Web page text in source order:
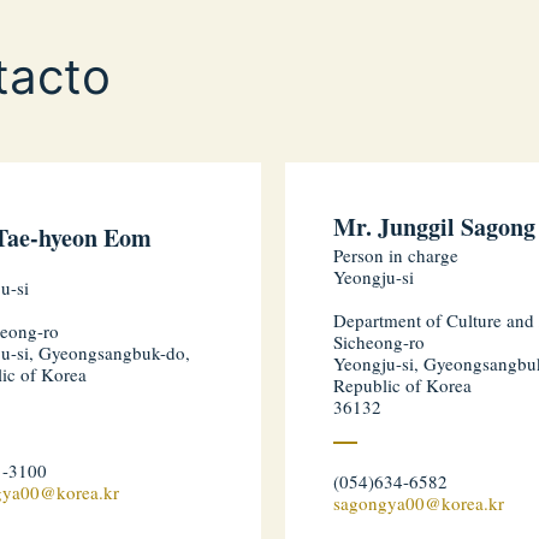
hyeon Eom
si
ro
si, Gyeongsangbuk-do,
of Korea
3100
Mr. Junggil Sagong
Person in charge
Yeongju-si
Department of Culture and
Sicheong-ro
Yeongju-si,
Republic of Korea
36132
(054)634-6582
sagongya00@korea.kr